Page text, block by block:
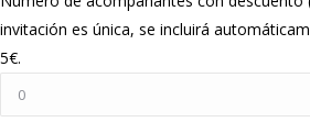
invitación es única, se incluirá
5€.